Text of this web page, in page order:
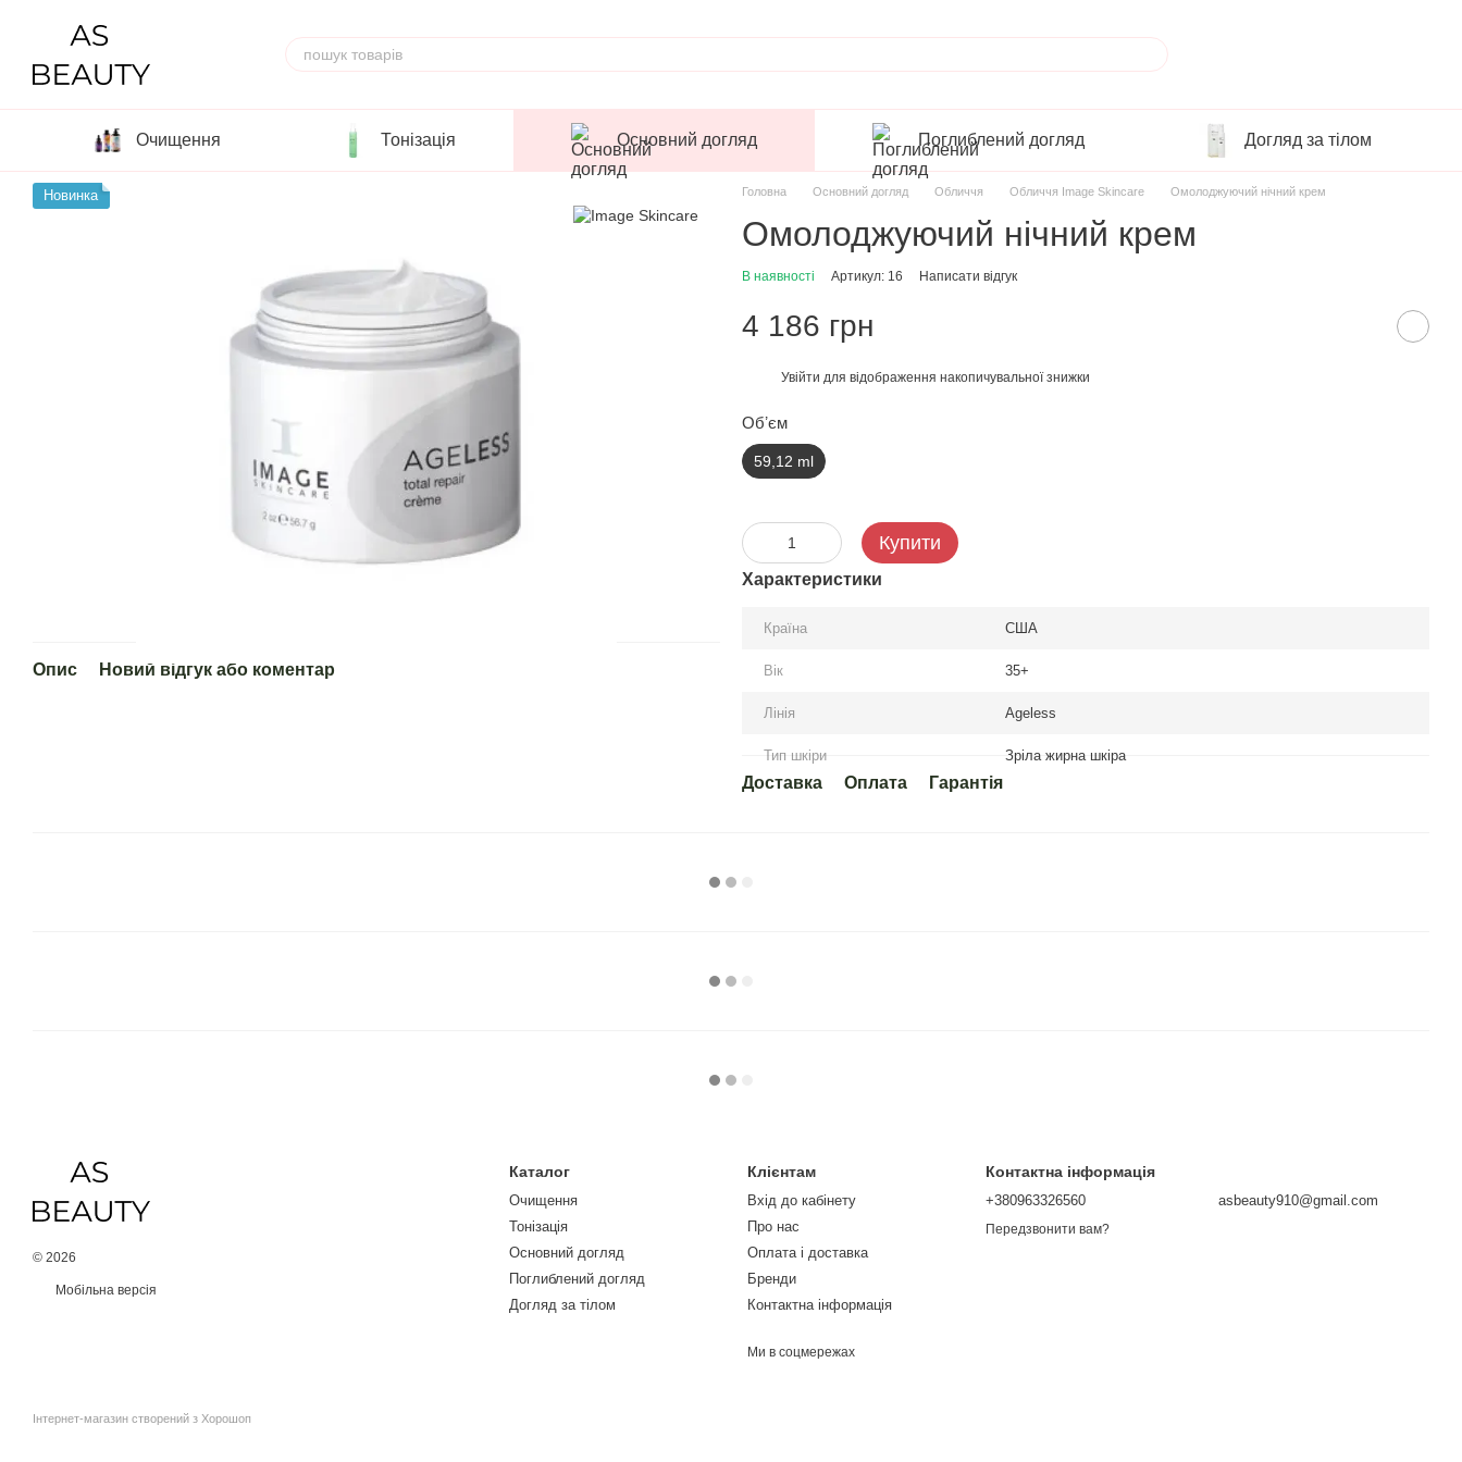
Очищення Тонізація Основний догляд Поглиблений догляд Догляд за тілом
Новинка
Опис Новий відгук або коментар
Головна Основний догляд Обличчя Обличчя Image Skincare Омолоджуючий нічний крем
Омолоджуючий нічний крем
В наявності Артикул: 16 Написати відгук
4 186 грн
Увійти для відображення накопичувальної знижки
Обʼєм
59,12 ml
Купити
Характеристики
Країна США
Вік 35+
Лінія Ageless
Тип шкіри Зріла жирна шкіра
Доставка Оплата Гарантія
© 2026
Мобільна версія
Інтернет-магазин створений з Хорошоп
Каталог
Очищення
Тонізація
Основний догляд
Поглиблений догляд
Догляд за тілом
Клієнтам
Вхід до кабінету
Про нас
Оплата і доставка
Бренди
Контактна інформація
Ми в соцмережах
Контактна інформація
+380963326560
Передзвонити вам?
asbeauty910@gmail.com